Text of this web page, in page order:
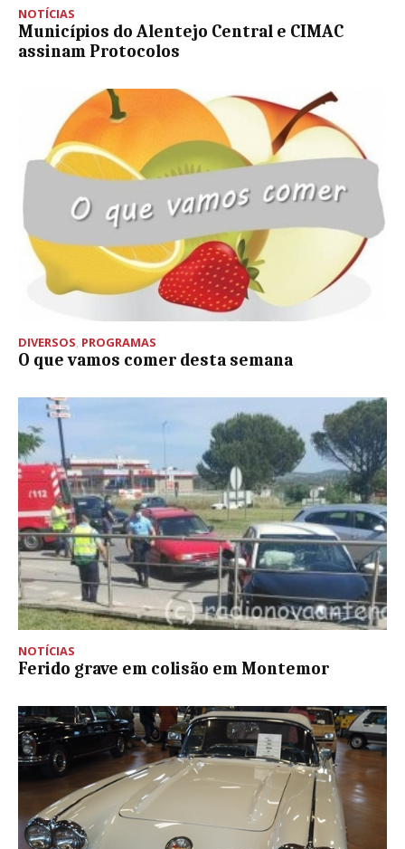
NOTÍCIAS
Municípios do Alentejo Central e CIMAC
assinam Protocolos
DIVERSOS, PROGRAMAS
O que vamos comer desta semana
NOTÍCIAS
Ferido grave em colisão em Montemor